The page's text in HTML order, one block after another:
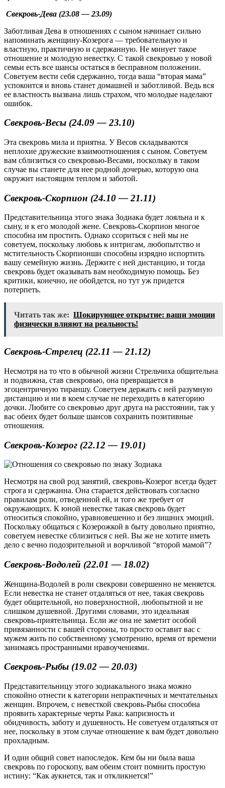
Свекровь-Дева (23.08 — 23.09)
Заботливая Дева в отношениях с сыном начинает сильно
напоминать женщину-Козерога — требовательную и
властную, практичную и сдержанную. Не минует такое
отношение и молодую невестку. С такой свекровью у новой
семьи есть все шансы остаться в бесправном положении.
Советуем вести себя сдержанно, тогда ваша “вторая мама”
успокоится и вновь станет домашней и заботливой. Ведь вся
ее властность вызвана лишь страхом, что молодые наделают
ошибок.
Свекровь-Весы (24.09 — 23.10)
Эта свекровь мила и приятна. У Весов складываются
неплохие дружеские взаимоотношения с сыном. Советуем
вам сблизиться со свекровью-Весами, поскольку в таком
случае вы станете для нее родной дочерью, которую она
окружит настоящим теплом и заботой.
Свекровь-Скорпион (24.10 — 21.11)
Представительница этого знака Зодиака будет лояльна и к
сыну, и к его молодой жене. Свекровь-Скорпион многое
способна им простить. Однако ссориться с ней мы не
советуем, поскольку любовь к интригам, любопытство и
мстительность Скорпионши способны изрядно испортить
вашу семейную жизнь. Держите с ней дистанцию, и тогда
свекровь будет оказывать вам необходимую помощь. Без
критики, конечно, не обойдется, но тут уж придется
потерпеть.
Читать так же: Шокирующее открытие: ваши эмоции
физически влияют на реальность!
Свекровь-Стрелец (22.11 — 21.12)
Несмотря на то что в обычной жизни Стрельчиха общительна
и подвижна, став свекровью, она превращается в
эгоцентричную тираншу. Советуем держать с ней разумную
дистанцию и ни в коем случае не переходить в категорию
дочки. Любите со свекровью друг друга на расстоянии, так у
вас обеих будет больше шансов сохранить позитивные
отношения.
Свекровь-Козерог (22.12 — 19.01)
Несмотря на свой род занятий, свекровь-Козерог всегда будет
строга и сдержанна. Она старается действовать согласно
правилам роли, отведенной ей, и того же требует от
окружающих. К юной невестке такая свекровь будет
относиться спокойно, уравновешенно и без лишних эмоций.
Поскольку общаться с Козерожкой в быту довольно приятно,
советуем невестке сблизиться с ней. Вы же не хотите иметь
дело с вечно подозрительной и ворчливой “второй мамой”?
Свекровь-Водолей (22.01 — 18.02)
Женщина-Водолей в роли свекрови совершенно не меняется.
Если невестка не станет отдаляться от нее, такая свекровь
будет общительной, но поверхностной, любопытной и не
слишком душевной. Другими словами, это идеальная
свекровь-приятельница. Если же она не заметит особой
привязанности с вашей стороны, то просто оставит вас с
мужем жить по собственному усмотрению, время от времени
занимаясь пространными нравоучениями.
Свекровь-Рыбы (19.02 — 20.03)
Представительницу этого зодиакального знака можно
спокойно отнести к категории непрактичных и мечтательных
женщин. Впрочем, с невесткой свекровь-Рыбы способна
проявить характерные черты Рака: капризность и
обидчивость, заботу и душевность. Не советуем отдаляться от
нее, поскольку в этом случае отношение к вам будет довольно
прохладным.
И один общий совет напоследок. Кем бы ни была ваша
свекровь по гороскопу, вам обеим стоит помнить простую
истину: “Как аукнется, так и откликнется!”